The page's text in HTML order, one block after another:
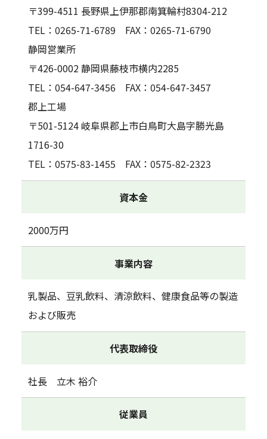
〒399-4511 長野県上伊那郡南箕輪村8304-212
TEL：0265-71-6789 FAX：0265-71-6790
静岡営業所
〒426-0002 静岡県藤枝市横内2285
TEL：054-647-3456 FAX：054-647-3457
郡上工場
〒501-5124 岐阜県郡上市白鳥町大島字勝光島
1716-30
TEL：0575-83-1455 FAX：0575-82-2323
資本金
2000万円
事業内容
乳製品、豆乳飲料、清涼飲料、健康食品等の製造
および販売
代表取締役
社長 立木 裕介
従業員